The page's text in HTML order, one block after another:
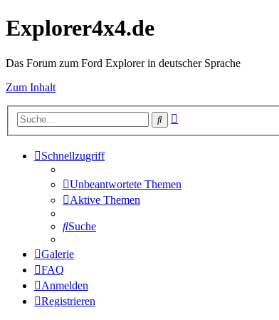
Explorer4x4.de
Das Forum zum Ford Explorer in deutscher Sprache
Zum Inhalt
Suche
Schnellzugriff
Unbeantwortete Themen
Aktive Themen
Suche
Galerie
FAQ
Anmelden
Registrieren